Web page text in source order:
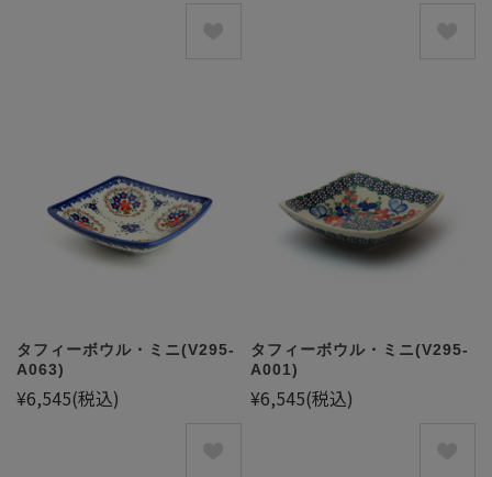
タフィーボウル・ミニ(V295-
A063)
¥6,545(税込)
タフィーボウル・ミニ(V295-
A001)
¥6,545(税込)